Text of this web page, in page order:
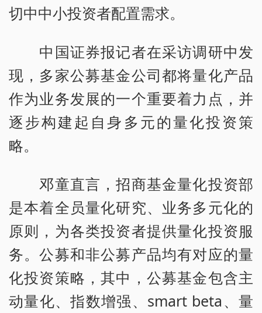
切中中小投资者配置需求。
中国证券报记者在采访调研中发
现，多家公募基金公司都将量化产品
作为业务发展的一个重要着力点，并
逐步构建起自身多元的量化投资策
略。
邓童直言，招商基金量化投资部
是本着全员量化研究、业务多元化的
原则，为各类投资者提供量化投资服
务。公募和非公募产品均有对应的量
化投资策略，其中，公募基金包含主
动量化、指数增强、smart beta、量